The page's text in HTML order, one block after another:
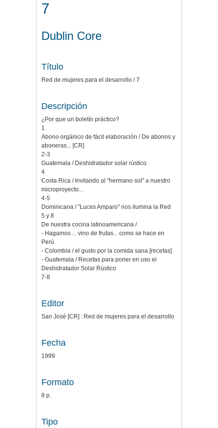
7
Dublin Core
Título
Red de mujeres para el desarrollo / 7
Descripción
¿Por que un boletín práctico?
1
Abono orgánico de fácil elaboración / De abonos y
aboneras... [CR]
2-3
Guatemala / Deshidratador solar rústico
4
Costa Rica / Invitando al "hermano sol" a nuestro
microproyecto...
4-5
Dominicana / "Luces Amparo" nos ilumina la Red
5 y 8
De nuestra cocina latinoamericana /
- Hagamos ... vino de frutas... como se hace en
Perú
- Colombia / el gusto por la comida sana [recetas]
- Guatemala / Recetas para poner en uso el
Deshidratador Solar Rústico
7-8
Editor
San José [CR] : Red de mujeres para el desarrollo
Fecha
1999
Formato
8 p.
Tipo